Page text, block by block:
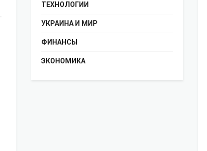
ТЕХНОЛОГИИ
УКРАИНА И МИР
ФИНАНСЫ
ЭКОНОМИКА